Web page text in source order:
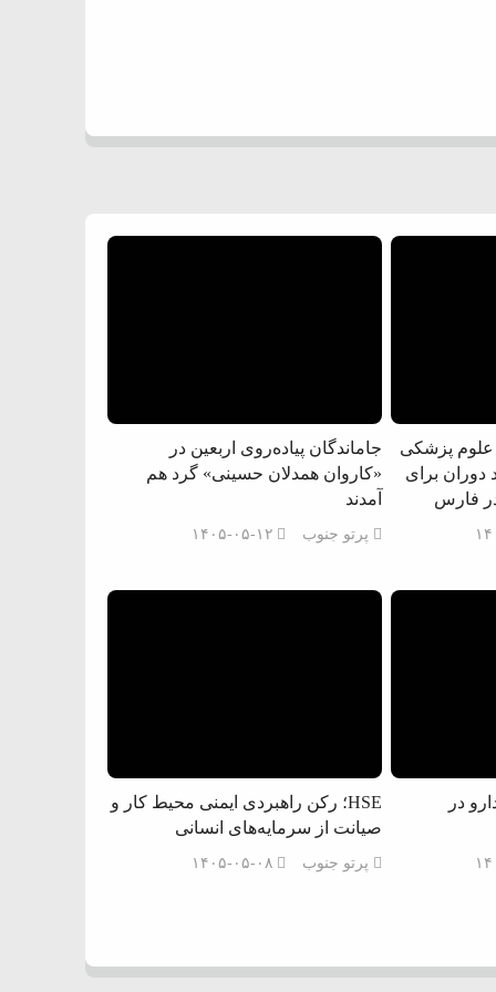
علوم پزشکی
دوران برای
فارس
جاماندگان پیاده‌روی اربعین در
«کاروان همدلان حسینی» گرد هم
آمدند
پرتو جنوب ۱۴۰۵-۰۵-۱۲
در
HSE؛ رکن راهبردی ایمنی محیط کار و
صیانت از سرمایه‌های انسانی
پرتو جنوب ۱۴۰۵-۰۵-۰۸